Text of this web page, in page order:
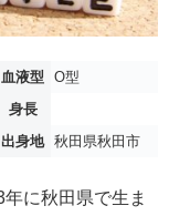
血液型
O型
身長
出身地 秋田県秋田市
に秋田県で生ま